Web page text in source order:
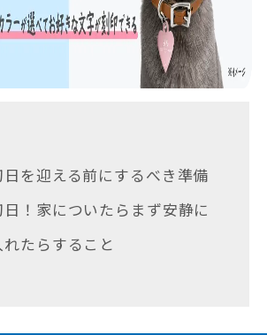
を迎える前にするべき準備
！家についたらまず安静に
たらすること